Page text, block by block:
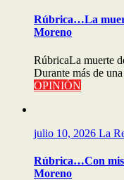
Rúbrica…La
Moreno
RúbricaLa muerte
Durante más de
OPINIÓN
julio 10, 2026 La
Rúbrica…Con mis
Moreno